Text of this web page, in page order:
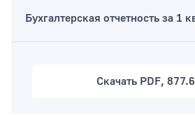
Бухгалтерская отчетность за 1
Скачать PDF,